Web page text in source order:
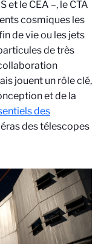
et le CEA –, le CTA
cosmiques les
de vie ou les jets
de très
jouent un rôle clé,
et de la
des
des télescopes